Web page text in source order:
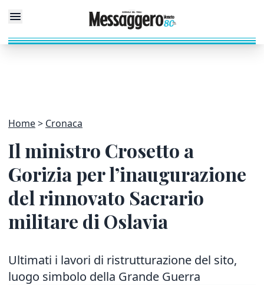
Home Cronaca
Il ministro Crosetto a
Gorizia per l’inaugurazione
del rinnovato Sacrario
militare di Oslavia
Ultimati i lavori di ristrutturazione del sito,
luogo simbolo della Grande Guerra